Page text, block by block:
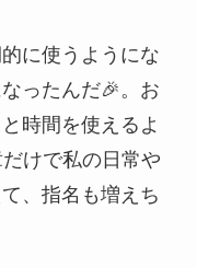
に使うようにな
ったんだ🎉。お
時間を使えるよ
けで私の日常や
、指名も増えち